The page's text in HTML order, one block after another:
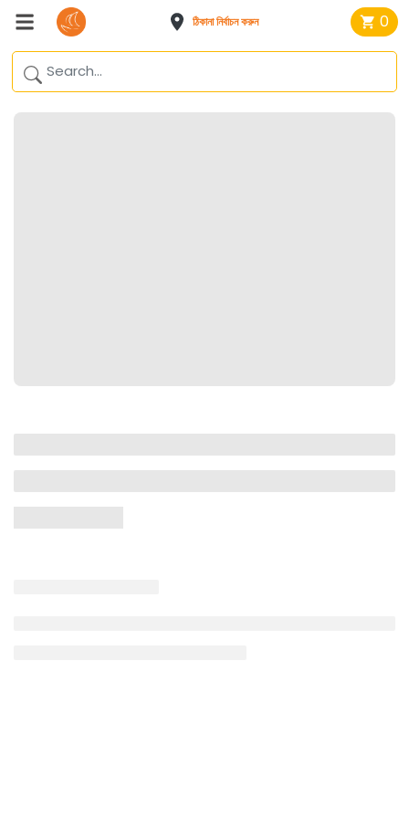
ঠিকানা নির্বাচন করুন 0